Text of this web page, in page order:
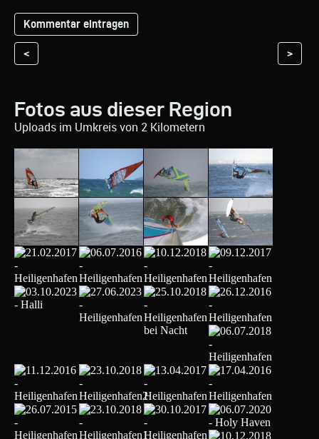
< >
Fotos aus dieser Region
Uploads im Umkreis von 2 Kilometern